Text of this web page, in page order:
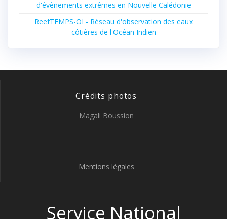
d'évènements extrêmes en Nouvelle Calédonie
ReefTEMPS-OI - Réseau d'observation des eaux
côtières de l'Océan Indien
Crédits photos
Magali Boussion
Mentions légales
Service National